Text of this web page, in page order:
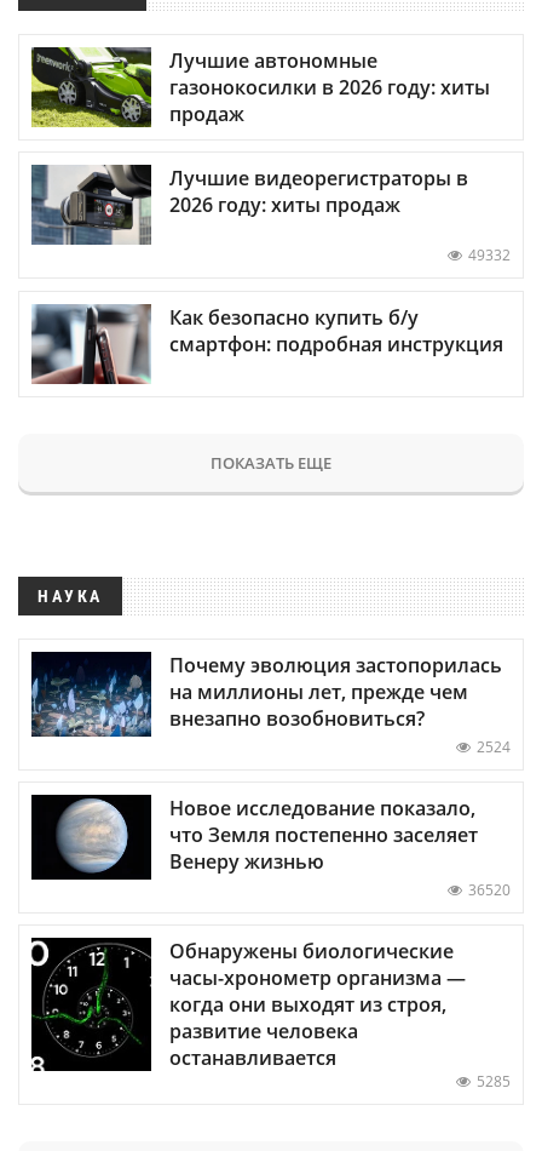
Лучшие автономные
газонокосилки в 2026 году: хиты
продаж
Лучшие видеорегистраторы в
2026 году: хиты продаж
49332
Как безопасно купить б/у
смартфон: подробная инструкция
ПОКАЗАТЬ ЕЩЕ
НАУКА
Почему эволюция застопорилась
на миллионы лет, прежде чем
внезапно возобновиться?
2524
Новое исследование показало,
что Земля постепенно заселяет
Венеру жизнью
36520
Обнаружены биологические
часы-хронометр организма —
когда они выходят из строя,
развитие человека
останавливается
5285